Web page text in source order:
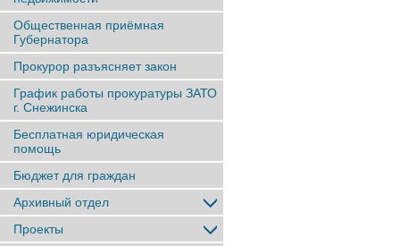
Общественная приёмная
Губернатора
Прокурор разъясняет закон
График работы прокуратуры ЗАТО
г. Снежинска
Бесплатная юридическая
помощь
Бюджет для граждан
Архивный отдел
Проекты